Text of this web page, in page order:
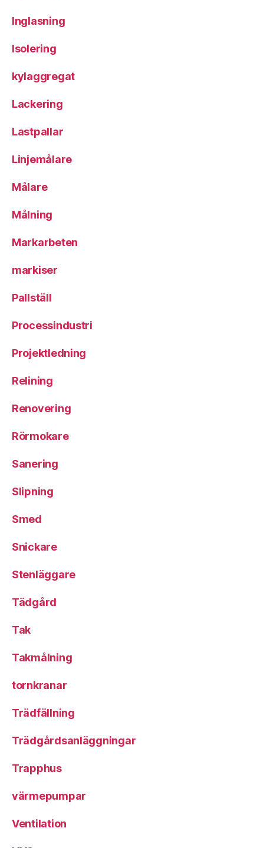
Inglasning
Isolering
kylaggregat
Lackering
Lastpallar
Linjemålare
Målare
Målning
Markarbeten
markiser
Pallställ
Processindustri
Projektledning
Relining
Renovering
Rörmokare
Sanering
Slipning
Smed
Snickare
Stenläggare
Tädgård
Tak
Takmålning
tornkranar
Trädfällning
Trädgårdsanläggningar
Trapphus
värmepumpar
Ventilation